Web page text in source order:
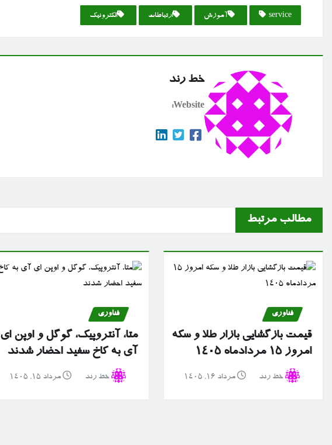
service آموزش ارتباطات الكترونیك
خط رند
Website:
مطالب مرتبط
فناوری
قیمت بازگشایی بازار طلا و سکه
امروز ۱۵ مردادماه ۱۴۰۵
خط رند مرداد ۱۶, ۱۴۰۵
فناوری
متا، آنتروپیک، گوگل و اوپن ای
آی به کاخ سفید احضار شدند
خط رند مرداد ۱۵, ۱۴۰۵